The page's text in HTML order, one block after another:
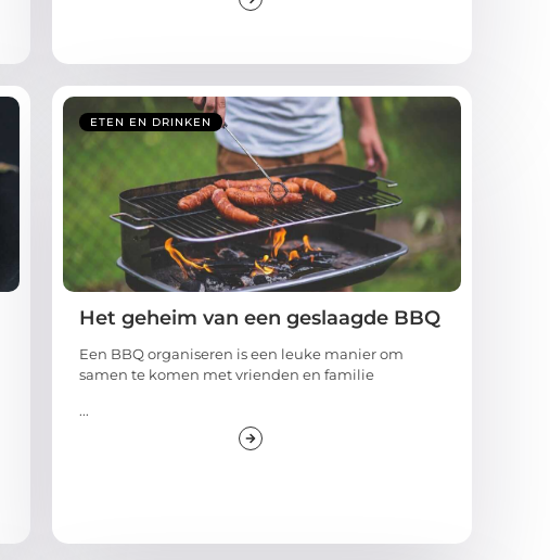
ETEN EN DRINKEN
Het geheim van een geslaagde BBQ
Een BBQ organiseren is een leuke manier om
samen te komen met vrienden en familie
...